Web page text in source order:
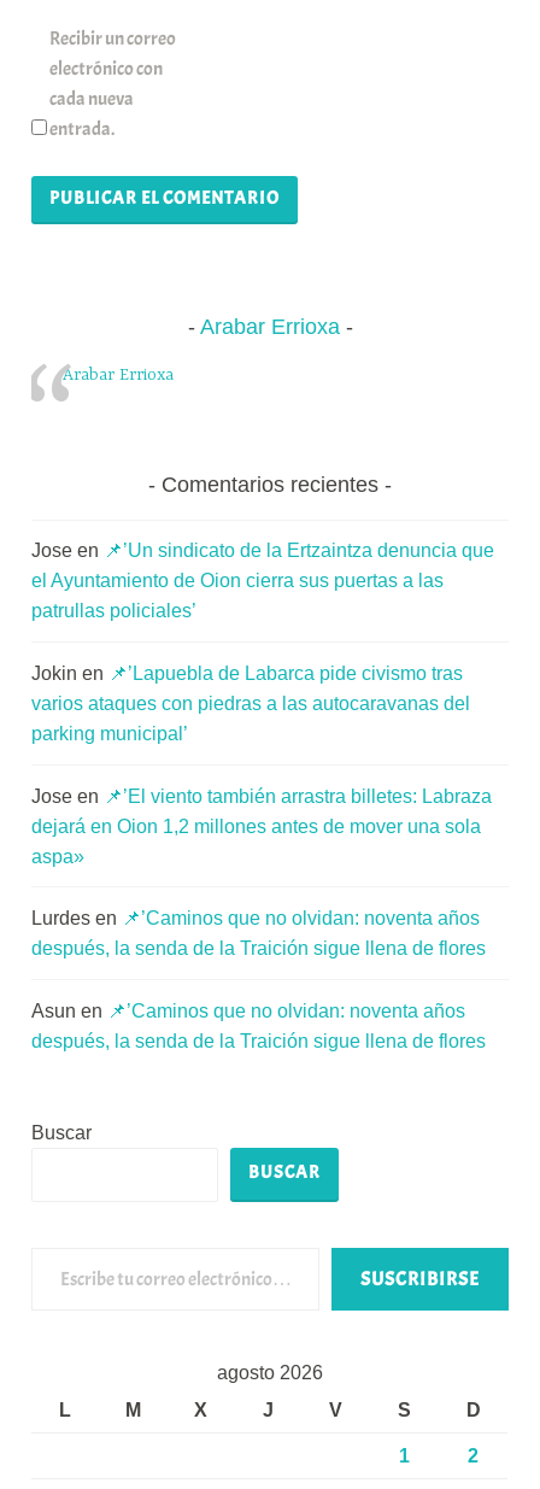
Recibir un correo
electrónico con
cada nueva
entrada.
Arabar Errioxa
Arabar Errioxa
Comentarios recientes
Jose en 📌’Un sindicato de la Ertzaintza denuncia que
el Ayuntamiento de Oion cierra sus puertas a las
patrullas policiales’
Jokin en 📌’Lapuebla de Labarca pide civismo tras
varios ataques con piedras a las autocaravanas del
parking municipal’
Jose en 📌’El viento también arrastra billetes: Labraza
dejará en Oion 1,2 millones antes de mover una sola
aspa»
Lurdes en 📌’Caminos que no olvidan: noventa años
después, la senda de la Traición sigue llena de flores
Asun en 📌’Caminos que no olvidan: noventa años
después, la senda de la Traición sigue llena de flores
Buscar
BUSCAR
SUSCRIBIRSE
agosto 2026
L
M X J V S D
1 2